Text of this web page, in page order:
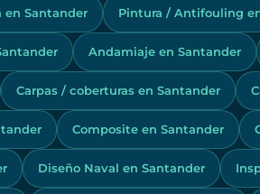
en Santander Pintura / Antifouling
Andamiaje en Santander
Carpas / coberturas en Santander
Composite en Santander
Diseño Naval en Santander